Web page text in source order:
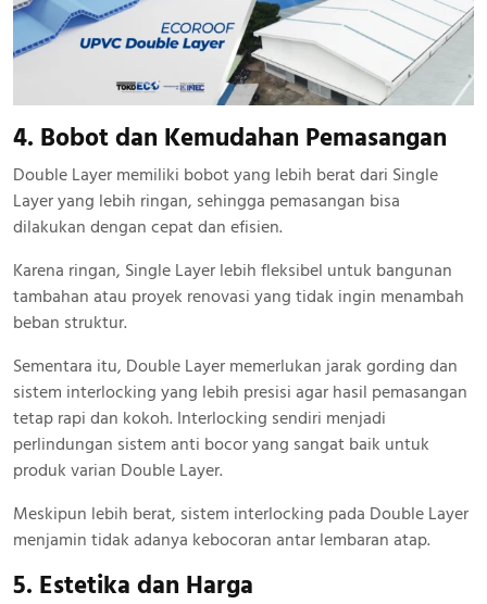
4. Bobot dan Kemudahan Pemasangan
Double Layer memiliki bobot yang lebih berat dari Single
Layer yang lebih ringan, sehingga pemasangan bisa
dilakukan dengan cepat dan efisien.
Karena ringan, Single Layer lebih fleksibel untuk bangunan
tambahan atau proyek renovasi yang tidak ingin menambah
beban struktur.
Sementara itu, Double Layer memerlukan jarak gording dan
sistem interlocking yang lebih presisi agar hasil pemasangan
tetap rapi dan kokoh. Interlocking sendiri menjadi
perlindungan sistem anti bocor yang sangat baik untuk
produk varian Double Layer.
Meskipun lebih berat, sistem interlocking pada Double Layer
menjamin tidak adanya kebocoran antar lembaran atap.
5. Estetika dan Harga